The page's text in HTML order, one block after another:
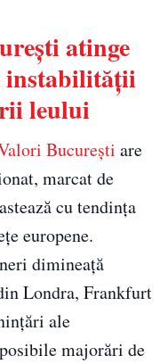
atinge
instabilității
leului
București are
marcat de
cu tendința
europene.
dimineață
Londra, Frankfurt
ale
majorări de